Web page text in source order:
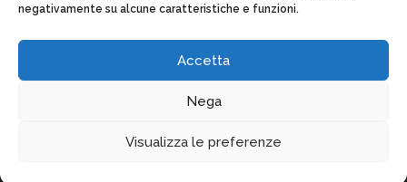
negativamente su alcune caratteristiche e funzioni.
Accetta
Nega
Visualizza le preferenze
Posted on
Tagged asAGENZIA WEB,Italia,Italy,Web agency,Web agency,
DISPLAY FOOTER
COPYRIGHT MULTIMEDIA WEB DESIGN - P.IVA 02179820424